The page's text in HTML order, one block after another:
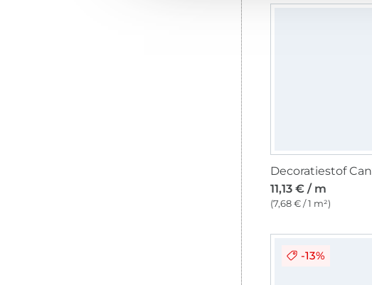
11,13 € / m
(7,68 € / 1 m²)
-13%